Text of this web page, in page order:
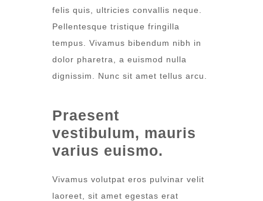
felis quis, ultricies convallis neque.
Pellentesque tristique fringilla
tempus. Vivamus bibendum nibh in
dolor pharetra, a euismod nulla
dignissim. Nunc sit amet tellus arcu.
Praesent
vestibulum, mauris
varius euismo.
Vivamus volutpat eros pulvinar velit
laoreet, sit amet egestas erat